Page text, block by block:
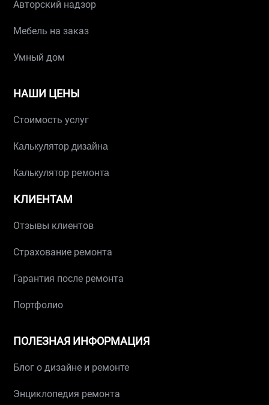
Авторский надзор
Мебель на заказ
Умный дом
НАШИ ЦЕНЫ
Стоимость услуг
Калькулятор дизайна
Калькулятор ремонта
КЛИЕНТАМ
Отзывы клиентов
Страхование ремонта
Гарантия после ремонта
Портфолио
ПОЛЕЗНАЯ ИНФОРМАЦИЯ
Блог о дизайне и ремонте
Энциклопедия ремонта